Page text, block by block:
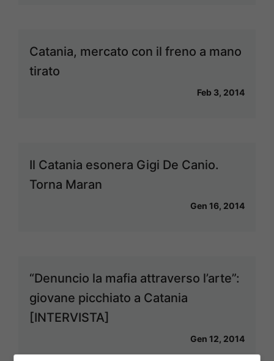
Catania, mercato con il freno a mano
tirato
Feb 3, 2014
Il Catania esonera Gigi De Canio.
Torna Maran
Gen 16, 2014
“Denuncio la mafia attraverso l’arte”:
giovane picchiato a Catania
[INTERVISTA]
Gen 12, 2014